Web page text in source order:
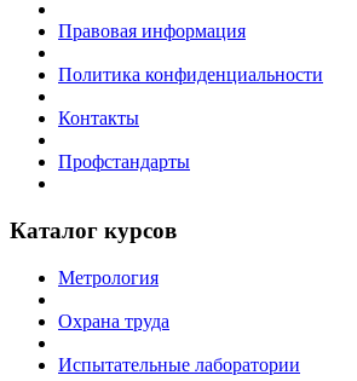
Правовая информация
Политика конфиденциальности
Контакты
Профстандарты
Каталог курсов
Метрология
Охрана труда
Испытательные лаборатории